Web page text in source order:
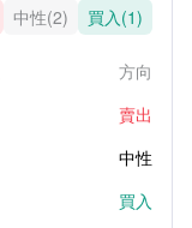
中性(2) 買入(1)
方向
賣出
中性
買入